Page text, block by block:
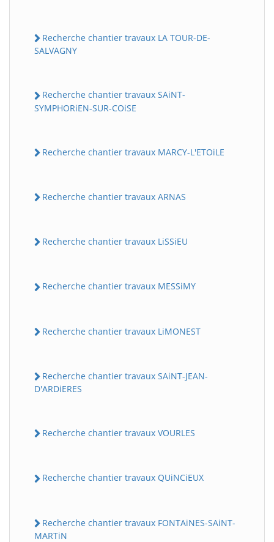
Recherche chantier travaux LA TOUR-DE-
SALVAGNY
Recherche chantier travaux SAiNT-
SYMPHORiEN-SUR-COiSE
Recherche chantier travaux MARCY-L'ETOiLE
Recherche chantier travaux ARNAS
Recherche chantier travaux LiSSiEU
Recherche chantier travaux MESSiMY
Recherche chantier travaux LiMONEST
Recherche chantier travaux SAiNT-JEAN-
D'ARDiERES
Recherche chantier travaux VOURLES
Recherche chantier travaux QUiNCiEUX
Recherche chantier travaux FONTAiNES-SAiNT-
MARTiN